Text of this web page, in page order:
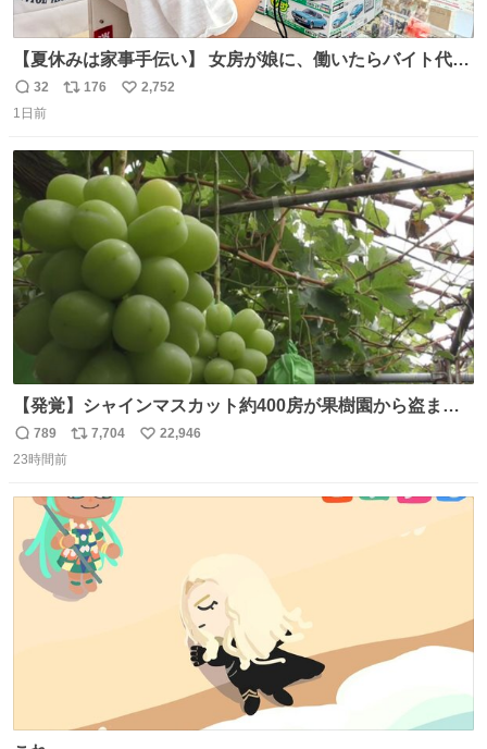
【夏休みは家事手伝い】 女房が娘に、働いたらバイト代も
らえば？と言ったら、娘は、いらない、と言って黙々と働
いてくれました。 あとでソフトクリーム買ってやろうと思
返
信
32
リ
ト
数
176
い
数
2,752
1日前
【発覚】シャインマスカット約400房が果樹園から盗まれ
る 栃木・佐野市 news.livedoor.com/article/detail… 被害
に遭った果樹園には防犯カメラなどはなく、シャインマス
今年に入って同様の被害は確認されておらず、警察はパト
ロールを強化する。
返
信
789
リ
ト
数
7,704
い
22,946
23時間前